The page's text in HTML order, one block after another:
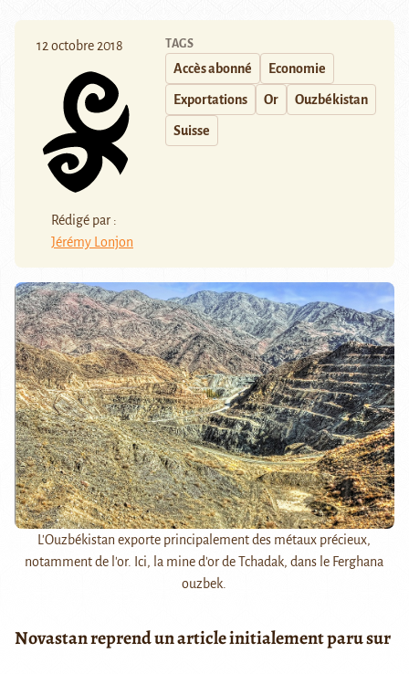
12 octobre 2018
Rédigé par :
Jérémy Lonjon
TAGS
Accès abonné Economie
Exportations Or Ouzbékistan
Suisse
L'Ouzbékistan exporte principalement des métaux précieux,
notamment de l'or. Ici, la mine d'or de Tchadak, dans le Ferghana
ouzbek.
Novastan reprend un article initialement paru sur